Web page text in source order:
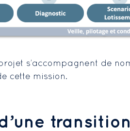
s’accompagnent de
cette mission.